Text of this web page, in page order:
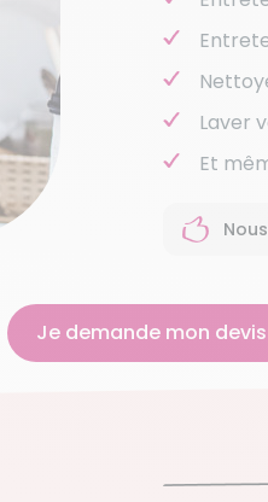
Laver
Et
Je demande mon devis